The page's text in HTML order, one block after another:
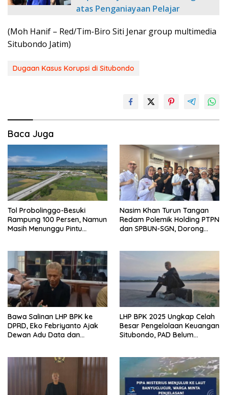
atas Penganiayaan Pelajar
(Moh Hanif – Red/Tim-Biro Siti Jenar group multimedia
Situbondo Jatim)
Dugaan Kasus Korupsi di Situbondo
Baca Juga
Tol Probolinggo-Besuki
Rampung 100 Persen, Namun
Masih Menunggu Pintu
Nasim Khan Turun Tangan
Redam Polemik Holding PTPN
dan SPBUN-SGN, Dorong
Bawa Salinan LHP BPK ke
DPRD, Eko Febriyanto Ajak
Dewan Adu Data dan
LHP BPK 2025 Ungkap Celah
Besar Pengelolaan Keuangan
Situbondo, PAD Belum